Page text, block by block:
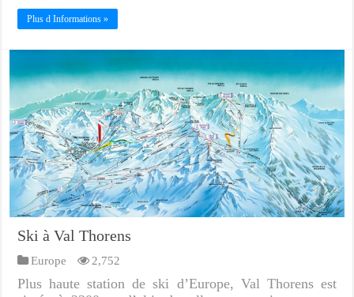
Plus d Informations »
Ski à Val Thorens
Europe 2,752
Plus haute station de ski d’Europe, Val Thorens est